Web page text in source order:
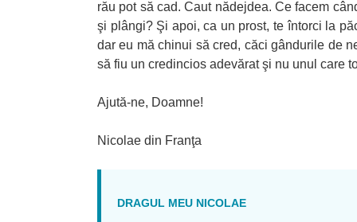
rău pot să cad. Caut nădejdea. Ce facem
şi plângi? Şi apoi, ca un prost, te întorci la
dar eu mă chinui să cred, căci gândurile de
să fiu un credincios adevărat şi nu unul care
Ajută-ne, Doamne!
Nicolae din Franţa
DRAGUL MEU NICOLAE